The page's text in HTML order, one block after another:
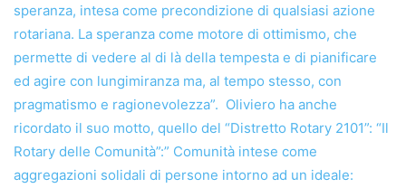
speranza, intesa come precondizione di qualsiasi azione
rotariana. La speranza come motore di ottimismo, che
permette di vedere al di là della tempesta e di pianificare
ed agire con lungimiranza ma, al tempo stesso, con
pragmatismo e ragionevolezza”. Oliviero ha anche
ricordato il suo motto, quello del “Distretto Rotary 2101”: “Il
Rotary delle Comunità”:” Comunità intese come
aggregazioni solidali di persone intorno ad un ideale: